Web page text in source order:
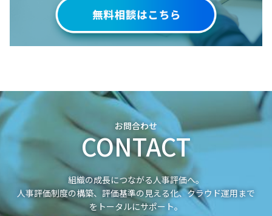
お問合わせ
CONTACT
組織の成長につながる人事評価へ。
人事評価制度の構築、評価基準の見える化、クラウド運用まで
をトータルにサポート。